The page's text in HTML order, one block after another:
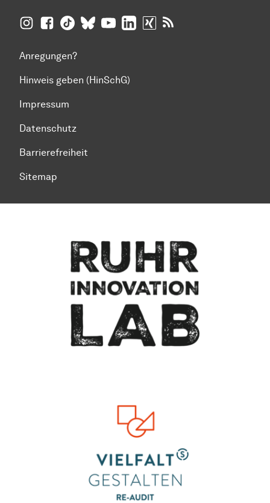
TU Dortmund aufInsta­gram
TU Dortmund auf Facebook
TU Dortmund auf TikTok
TU Dortmund auf BlueSky
TU Dortmund auf YouTube
TU Dortmund auf LinkedIn
TU Dortmund auf XING
Anregungen?
Hinweis geben (HinSchG)
Impressum
Datenschutz
Barrierefreiheit
Sitemap